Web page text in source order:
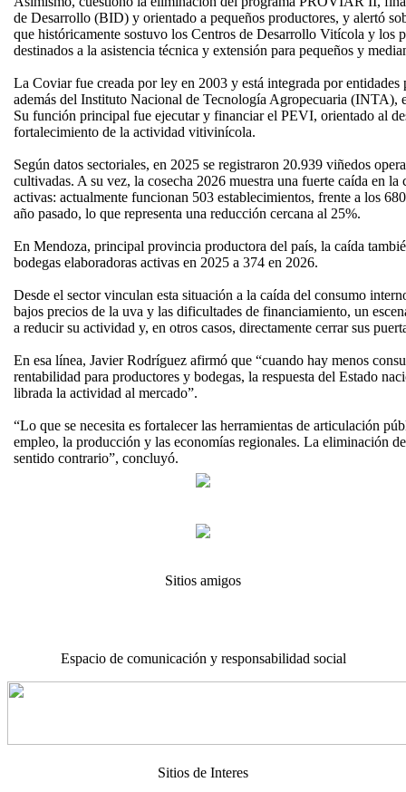
de Desarrollo (BID) y orientado a pequeños productores, y alertó
que históricamente sostuvo los Centros de Desarrollo Vitícola y los
destinados a la asistencia técnica y extensión para pequeños y
La Coviar fue creada por ley en 2003 y está integrada por
además del Instituto Nacional de Tecnología Agropecuaria
Su función principal fue ejecutar y financiar el PEVI, orientado al
fortalecimiento de la actividad vitivinícola.
Según datos sectoriales, en 2025 se registraron 20.939 viñedos
cultivadas. A su vez, la cosecha 2026 muestra una fuerte caída en la
activas: actualmente funcionan 503 establecimientos, frente a los
año pasado, lo que representa una reducción cercana al 25%.
En Mendoza, principal provincia productora del país, la caída
bodegas elaboradoras activas en 2025 a 374 en 2026.
Desde el sector vinculan esta situación a la caída del consumo
bajos precios de la uva y las dificultades de financiamiento, un
a reducir su actividad y, en otros casos, directamente cerrar sus
En esa línea, Javier Rodríguez afirmó que “cuando hay menos
rentabilidad para productores y bodegas, la respuesta del Estado
librada la actividad al mercado”.
“Lo que se necesita es fortalecer las herramientas de articulación
empleo, la producción y las economías regionales. La eliminación
sentido contrario”, concluyó.
Sitios amigos
Espacio de comunicación y responsabilidad social
Sitios de Interes